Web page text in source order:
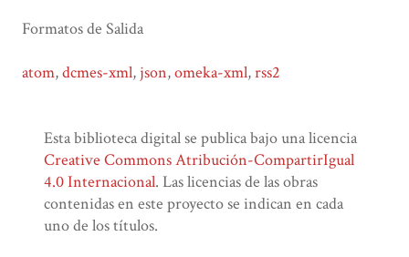
Formatos de Salida
atom,dcmes-xml, json,omeka-xml,rss2
Esta biblioteca digital se publica bajo una licencia
Creative Commons Atribución-CompartirIgual
4.0 Internacional. Las licencias de las obras
contenidas en este proyecto se indican en cada
uno de los títulos.